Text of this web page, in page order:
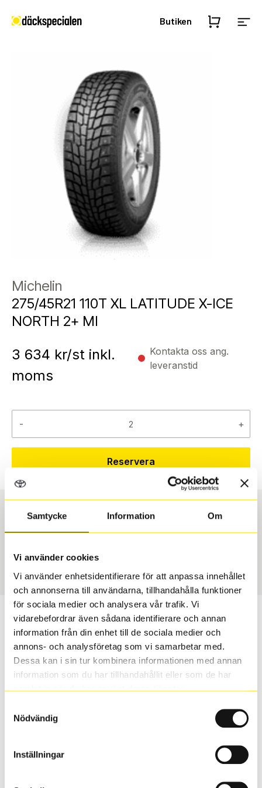
Samtycke Information Om
Vi använder cookies
Vi använder enhetsidentifierare för att anpassa innehållet
och annonserna till användarna, tillhandahålla funktioner
för sociala medier och analysera vår trafik. Vi
vidarebefordrar även sådana identifierare och annan
information från din enhet till de sociala medier och
annons- och analysföretag som vi samarbetar med.
Dessa kan i sin tur kombinera informationen med annan
information som du har tillhandahållit eller som de har
samlat in när du har använt deras tjänster.
Nödvändig
Inställningar
Butiken
Michelin
275/45R21 110T XL LATITUDE X-ICE
NORTH 2+ MI
3 634 kr/st inkl.
moms
Kontakta oss ang.
leveranstid
- +
Reservera
Art nummer
Passar detta däck min bil?
Ange registreringsnummer för att se om det däck du
valt passar din bilmodell. Om du köper däck som skall
sättas på dina befintliga fälgar, se till att kolla en extra
gång så att däck och fälg har samma dimensioner.
inte vara samma dimension som bilen hade ut från